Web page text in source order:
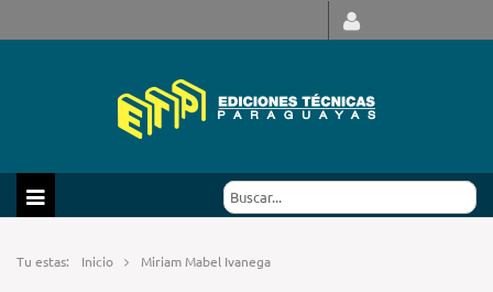
Tu estas: Inicio Miriam Mabel Ivanega